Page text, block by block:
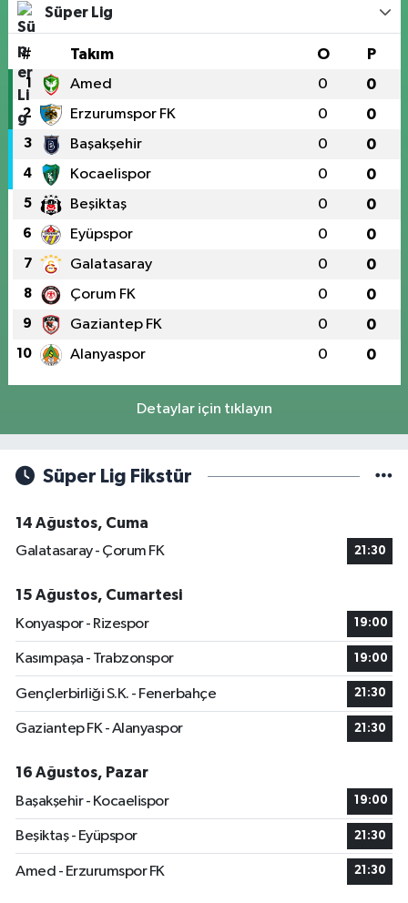
Süper Lig
# Takım O P
1 Amed 0 0
2 Erzurumspor FK 0 0
3 Başakşehir 0 0
4 Kocaelispor 0 0
5 Beşiktaş 0 0
6 Eyüpspor 0 0
7 Galatasaray 0 0
8 Çorum FK 0 0
9 Gaziantep FK 0 0
10 Alanyaspor 0 0
Detaylar için tıklayın
Süper Lig Fikstür
14 Ağustos, Cuma
Galatasaray - Çorum FK
21:30
15 Ağustos, Cumartesi
Konyaspor - Rizespor
19:00
Kasımpaşa - Trabzonspor 19:00
Gençlerbirliği S.K. - Fenerbahçe 21:30
Gaziantep FK - Alanyaspor 21:30
16 Ağustos, Pazar
Başakşehir - Kocaelispor
19:00
Beşiktaş - Eyüpspor 21:30
Amed - Erzurumspor FK 21:30